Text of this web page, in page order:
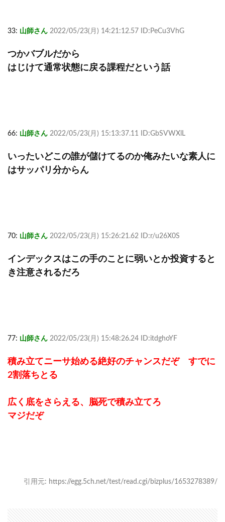
33: 山師さん 2022/05/23(月) 14:21:12.57 ID:PeCu3VhG
つかバブルだから
はじけて通常状態に戻る課程だという話
66: 山師さん 2022/05/23(月) 15:13:37.11 ID:GbSVWXlL
いったいどこの誰が儲けてるのか俺みたいな素人に
はサッパリ分からん
70: 山師さん 2022/05/23(月) 15:26:21.62 ID:r/u26X0S
インデックスはこの手のことに弱いとか投資すると
き注意されるだろ
77: 山師さん 2022/05/23(月) 15:48:26.24 ID:itdghoYF
積み立てニーサ始める絶好のチャンスだぞ すでに
2割落ちとる
広く底をさらえる、脳死で積み立てろ
マジだぞ
引用元: https://egg.5ch.net/test/read.cgi/bizplus/1653278389/